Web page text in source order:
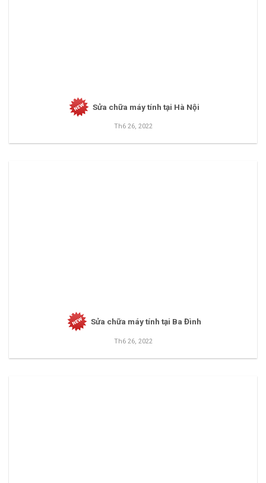
Sửa chữa máy tính tại Hà Nội
Th6 26, 2022
Sửa chữa máy tính tại Ba Đình
Th6 26, 2022